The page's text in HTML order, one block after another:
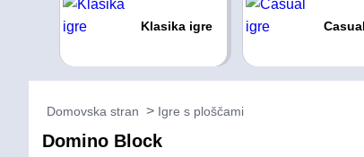
Klasika igre
Domovska stran Igre s ploščami
Domino Block